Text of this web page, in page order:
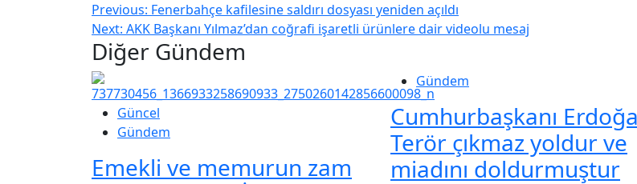
Previous: Fenerbahçe kafilesine saldırı dosyası yeniden açıldı
Next: AKK Başkanı Yılmaz’dan coğrafi işaretli ürünlere dair videolu mesaj
Diğer Gündem
Güncel
Gündem
Emekli ve memurun zam
Gündem
Cumhurbaşkanı
Terör çıkmaz yoldur ve
miadını doldurmuştur